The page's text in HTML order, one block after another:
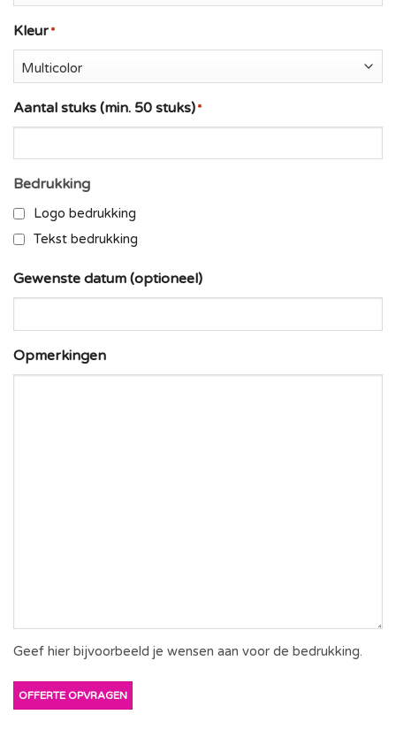
Kleur
Aantal stuks (min. 50 stuks)
Bedrukking
Logo bedrukking
Tekst bedrukking
Gewenste datum (optioneel)
Opmerkingen
Geef hier bijvoorbeeld je wensen aan voor de bedrukking.